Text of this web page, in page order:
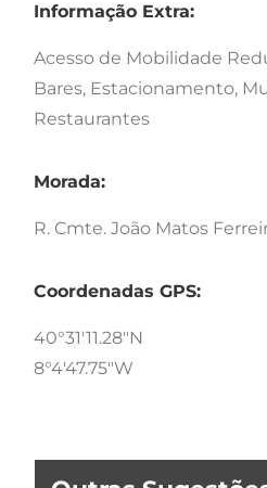
Informação Extra:
Acesso de Mobilidade
Bares, Estacionamento,
Restaurantes
Morada:
R. Cmte. João Matos
Coordenadas GPS:
40°31'11.28"N
8°4'47.75"W